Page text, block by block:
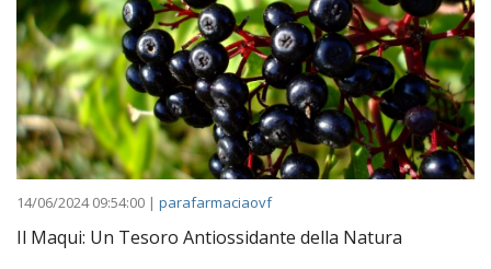
14/06/2024 09:54:00 | parafarmaciaovf
Il Maqui: Un Tesoro Antiossidante della Natura